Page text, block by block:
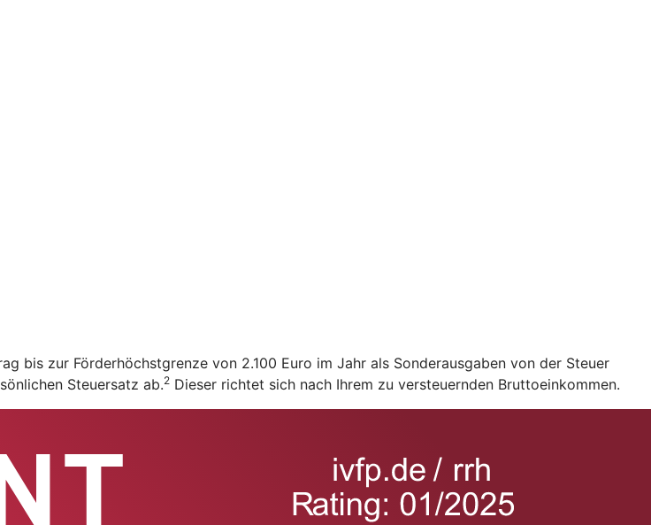
bis zur Förderhöchstgrenze von 2.100 Euro im Jahr als Sonderausgaben von der Steuer
Steuersatz ab.2 Dieser richtet sich nach Ihrem zu versteuernden Bruttoeinkommen.